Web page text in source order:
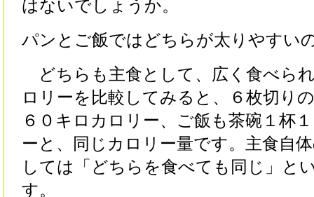
はないでしょうか。
パンとご飯ではどちらが太りやすい
どちらも主食として、広く食べら
ロリーを比較してみると、６枚切り
６０キロカロリー、ご飯も茶碗１杯
ーと、同じカロリー量です。主食自
しては「どちらを食べても同じ」と
す。